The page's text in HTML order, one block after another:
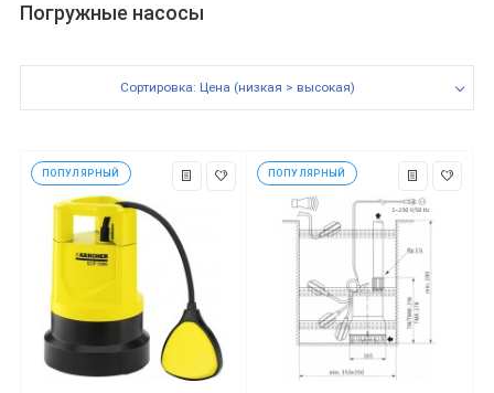
Погружные насосы
Сортировка: Цена (низкая > высокая)
ПОПУЛЯРНЫЙ ПОПУЛЯРНЫЙ